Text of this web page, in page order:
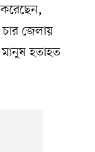
চার জেলায়
হতাহত